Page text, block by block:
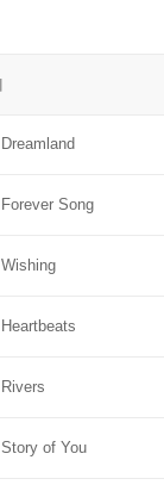
Dreamland
Forever Song
Wishing
Heartbeats
Rivers
Story of You